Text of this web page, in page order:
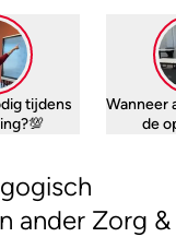
tijdens
Wanneer
de
ander Zorg &